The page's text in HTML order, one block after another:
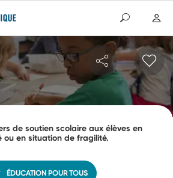
de soutien scolaire aux élèves en
ou en situation de fragilité.
ÉDUCATION POUR TOUS